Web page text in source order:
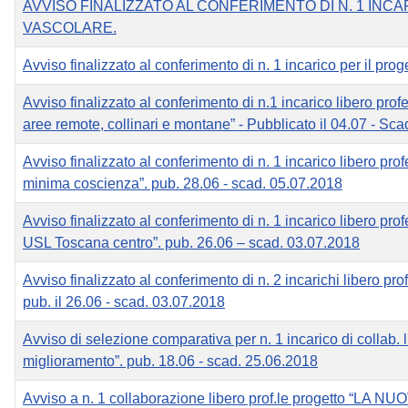
AVVISO FINALIZZATO AL CONFERIMENTO DI N. 1
VASCOLARE.
Avviso finalizzato al conferimento di n. 1 incarico per il
Avviso finalizzato al conferimento di n.1 incarico libero
aree remote, collinari e montane” - Pubblicato il 04.07 -
Avviso finalizzato al conferimento di n. 1 incarico libero
minima coscienza”. pub. 28.06 - scad. 05.07.2018
Avviso finalizzato al conferimento di n. 1 incarico libero
USL Toscana centro”. pub. 26.06 – scad. 03.07.2018
Avviso finalizzato al conferimento di n. 2 incarichi libero
pub. il 26.06 - scad. 03.07.2018
Avviso di selezione comparativa per n. 1 incarico di
miglioramento”. pub. 18.06 - scad. 25.06.2018
Avviso a n. 1 collaborazione libero prof.le progetto “LA